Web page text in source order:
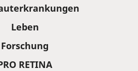
Leben
Forschung
RETINA